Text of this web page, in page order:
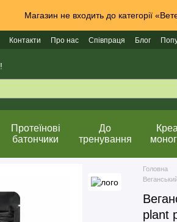
Магазин не входить до категорії
Контакти Про нас Співпраця Блог
Протеїнові
батончики
До
тренування
Головна
plant